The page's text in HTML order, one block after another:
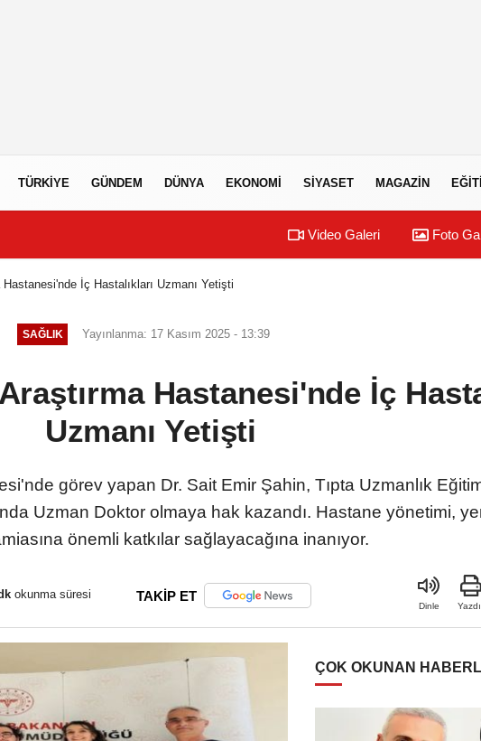
TÜRKIYE GÜNDEM DÜNYA EKONOMI SIYASET MAGAZIN
Video Galeri Foto
İç Hastalıkları Uzmanı Yetişti
SAĞLIK Yayınlanma: 17 Kasım 2025 - 13:39
Hastanesi'nde İç
Uzmanı Yetişti
görev yapan Dr. Sait Emir Şahin, Tıpta Uzmanlık
Uzman Doktor olmaya hak kazandı. Hastane yönetimi,
önemli katkılar sağlayacağına inanıyor.
okunma süresi TAKİP ET
Dinle
ÇOK OKUNAN